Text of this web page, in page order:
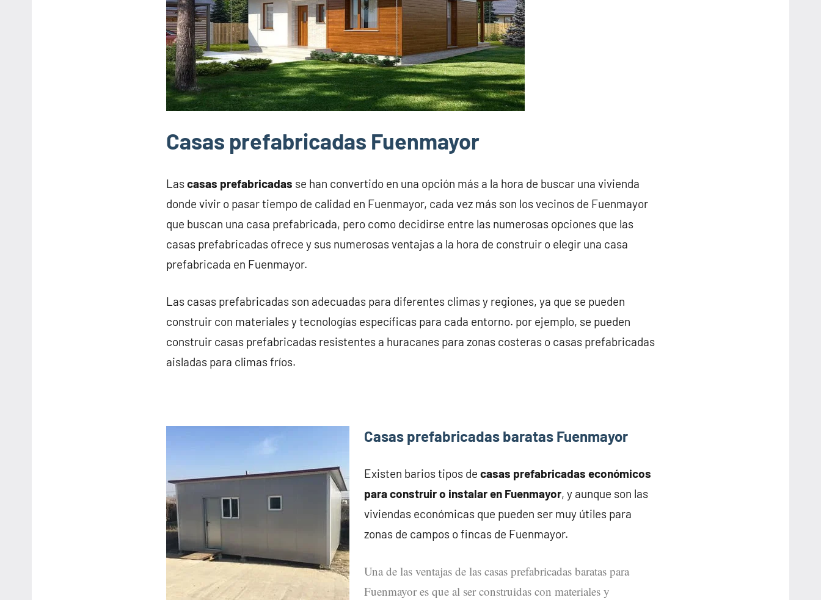
Casas prefabricadas Fuenmayor
Lascasas prefabricadas se han convertido en una opción más a la hora de buscar una vivienda
donde vivir o pasar tiempo de calidad en Fuenmayor, cada vez más son los vecinos de Fuenmayor
que buscan una casa prefabricada, pero como decidirse entre las numerosas opciones que las
casas prefabricadas ofrece y sus numerosas ventajas a la hora de construir o elegir una casa
prefabricada en Fuenmayor.
Las casas prefabricadas son adecuadas para diferentes climas y regiones, ya que se pueden
construir con materiales y tecnologías específicas para cada entorno. por ejemplo, se pueden
construir casas prefabricadas resistentes a huracanes para zonas costeras o casas prefabricadas
aisladas para climas fríos.
Casas prefabricadas baratas Fuenmayor
Existen barios tipos de casas prefabricadas económicos
para construir o instalar en Fuenmayor, y aunque son las
viviendas económicas que pueden ser muy útiles para
zonas de campos o fincas de Fuenmayor.
Una de las ventajas de las casas prefabricadas baratas para
Fuenmayor es que al ser construidas con materiales y